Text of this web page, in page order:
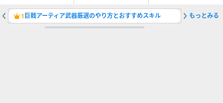
1巨戟アーティア武器厳選のやり方とおすすめスキル 2最強武
もっとみる